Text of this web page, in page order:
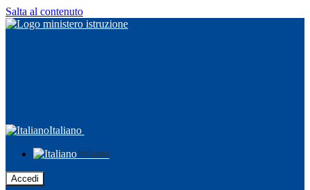
Salta al contenuto
Italiano
Italiano
Accedi